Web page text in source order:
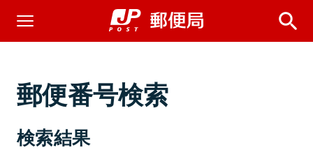
郵便番号検索
検索結果